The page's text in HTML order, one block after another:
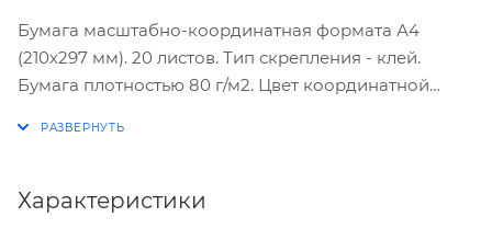
Бумага масштабно-координатная формата А4
(210х297 мм). 20 листов. Тип скрепления - клей.
Бумага плотностью 80 г/м2. Цвет координатной
Характеристики